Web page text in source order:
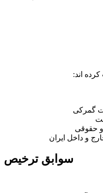
اند:
گمرکی
و حقوقی
و داخل ایران
سوابق ترخیص